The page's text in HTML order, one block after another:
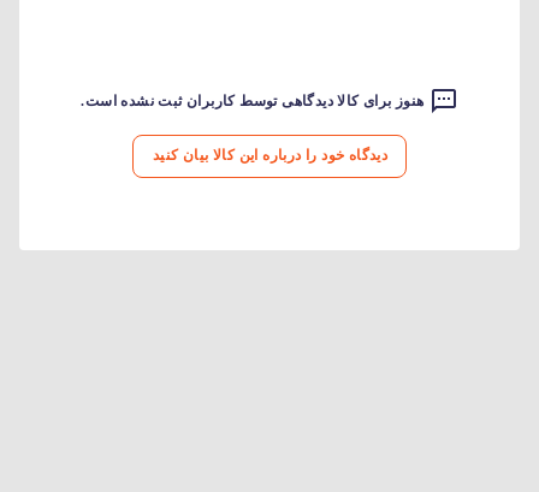
هنوز برای کالا دیدگاهی توسط کاربران ثبت نشده است.
دیدگاه خود را درباره این کالا بیان کنید